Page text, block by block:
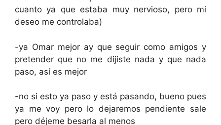
cuanto ya que estaba muy nervioso, pero mi
deseo me controlaba)
-ya Omar mejor ay que seguir como amigos y
pretender que no me dijiste nada y que nada
paso, así es mejor
-no si esto ya paso y está pasando, bueno pues
ya me voy pero lo dejaremos pendiente sale
pero déjeme besarla al menos